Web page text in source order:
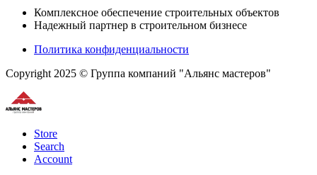
Комплексное обеспечение строительных объектов
Надежный партнер в строительном бизнесе
Политика конфиденциальности
Copyright 2025 © Группа компаний "Альянс мастеров"
Store
Search
Account